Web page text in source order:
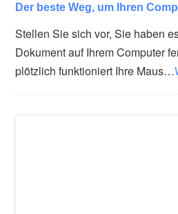
Der beste Weg, um Ihren
Stellen Sie sich vor, Sie haben
Dokument auf Ihrem Computer
plötzlich funktioniert Ihre Maus…